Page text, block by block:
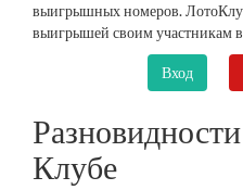
выигрышных номеров.
выигрышей своим участникам
Вход
Клубе